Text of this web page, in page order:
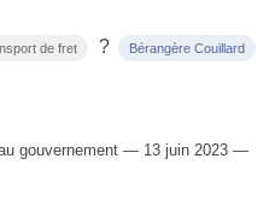
de fret ? Bérangère Couillard
gouvernement — 13 juin 2023 —